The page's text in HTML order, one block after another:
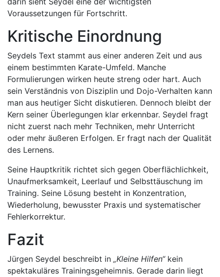
Voraussetzungen für Fortschritt.
Kritische Einordnung
Seydels Text stammt aus einer anderen Zeit und aus
einem bestimmten Karate-Umfeld. Manche
Formulierungen wirken heute streng oder hart. Auch
sein Verständnis von Disziplin und Dojo-Verhalten kann
man aus heutiger Sicht diskutieren. Dennoch bleibt der
Kern seiner Überlegungen klar erkennbar. Seydel fragt
nicht zuerst nach mehr Techniken, mehr Unterricht
oder mehr äußeren Erfolgen. Er fragt nach der Qualität
des Lernens.
Seine Hauptkritik richtet sich gegen Oberflächlichkeit,
Unaufmerksamkeit, Leerlauf und Selbsttäuschung im
Training. Seine Lösung besteht in Konzentration,
Wiederholung, bewusster Praxis und systematischer
Fehlerkorrektur.
Fazit
Jürgen Seydel beschreibt in „Kleine Hilfen“kein
spektakuläres Trainingsgeheimnis. Gerade darin liegt